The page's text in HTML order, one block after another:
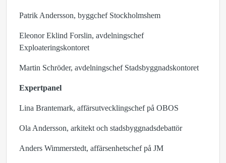
Patrik Andersson, byggchef Stockholmshem
Eleonor Eklind Forslin, avdelningschef
Exploateringskontoret
Martin Schröder, avdelningschef Stadsbyggnadskontoret
Expertpanel
Lina Brantemark, affärsutvecklingschef på OBOS
Ola Andersson, arkitekt och stadsbyggnadsdebattör
Anders Wimmerstedt, affärsenhetschef på JM